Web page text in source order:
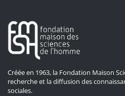
Créée en 1963, la Fondation Maison
recherche et la diffusion des
sociales.